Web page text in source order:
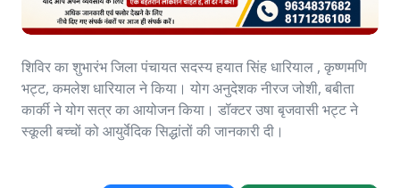
शिविर का शुभारंभ जिला पंचायत सदस्य हयात सिंह धारियाल , कृष्णमणि
भट्ट, कमलेश धारियाल ने किया। योग अनुदेशक नीरज जोशी, बबीता
कार्की ने योग सत्र का आयोजन किया। डॉक्टर उषा बृजवासी भट्ट ने
स्कूली बच्चों को आयुर्वेदिक सिद्धांतों की जानकारी दी।